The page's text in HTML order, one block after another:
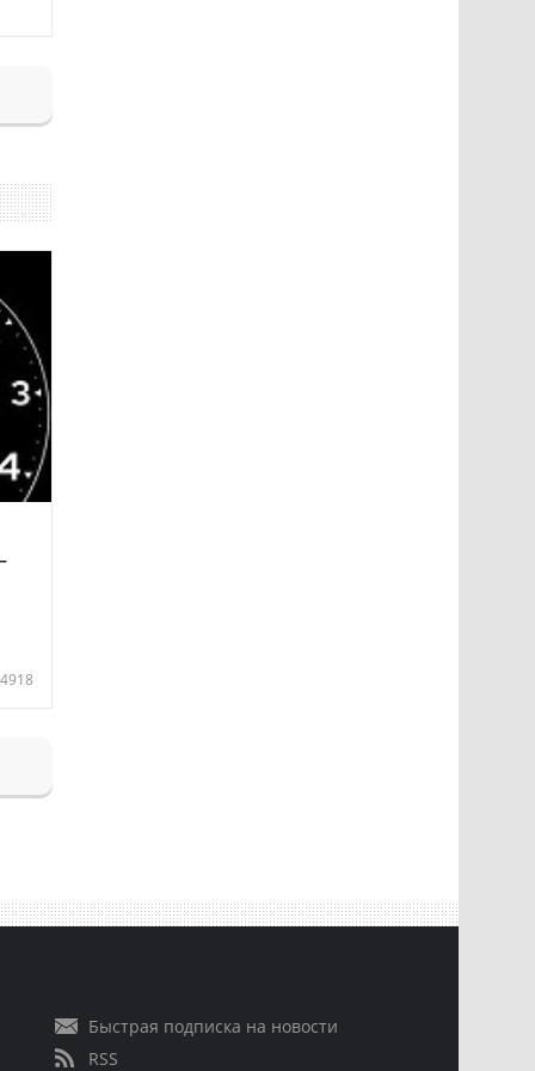
4918
Быстрая подписка на новости
RSS